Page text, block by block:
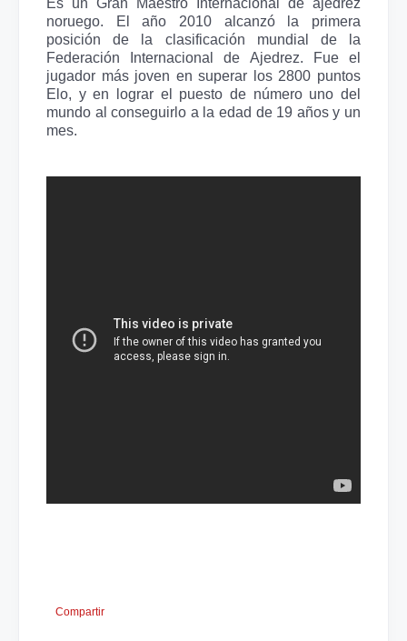
Es un Gran Maestro Internacional de ajedrez
noruego. El año 2010 alcanzó la primera
posición de la clasificación mundial de la
Federación Internacional de Ajedrez. Fue el
jugador más joven en superar los 2800 puntos
Elo, y en lograr el puesto de número uno del
mundo al conseguirlo a la edad de 19 años y un
mes.
Compartir